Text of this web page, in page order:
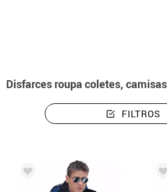
Disfarces roupa coletes,
FILTROS